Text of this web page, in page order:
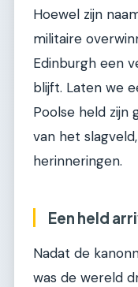
Hoewel zijn
militaire
Edinburgh een
blijft. Laten we
Poolse held zijn
van het
herinneringen.
Een held
Nadat de
was de wereld